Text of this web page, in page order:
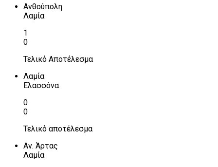
Ανθούπολη
Λαμία
1
0
Τελικό Αποτέλεσμα
Λαμία
Ελασσόνα
0
0
Τελικό αποτέλεσμα
Αν. Άρτας
Λαμία